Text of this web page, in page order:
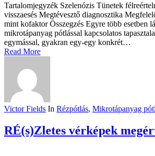
Tartalomjegyzék Szelenózis Tünetek
visszaesés Megtévesztő diagnosztika
mint kofaktor Összegzés Egyre több esetben
mikrotápanyag pótlással kapcsolatos
egymással, gyakran egy-egy konkrét…
Read More
Victor Fields In Rézpótlás, Mikrotápanyag
RÉ(s)Zletes vérképek